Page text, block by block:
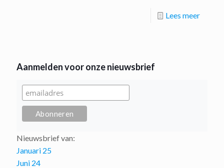
Lees meer
Aanmelden voor onze nieuwsbrief
Nieuwsbrief van:
Januari 25
Juni 24